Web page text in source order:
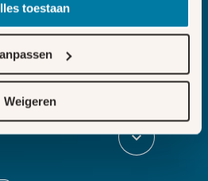
toestaan
Weigeren
Sluit section-3